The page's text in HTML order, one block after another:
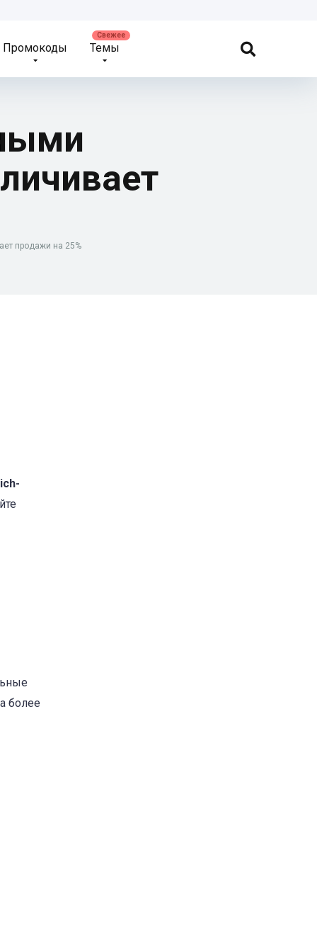
Промокоды Темы
продажи на 25%
более